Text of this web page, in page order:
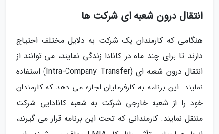
انتقال درون شعبه ای شرکت ها
هنگامی که کارمندان یک شرکت به دلایل مختلف احتیاج
دارند تا برای چند ماه در کانادا زندگی نمایند، می توانند از
انتقال درون شعبه ای (Intra-Company Transfer) استفاده
نمایند. این برنامه به کارفرمایان اجازه می دهد که کارمندان
خود را از شعبه خارجی شرکت به شعبه کانادایی شرکت
منتقل نمایند. کارمندانی که تحت این برنامه قرار می گیرند،